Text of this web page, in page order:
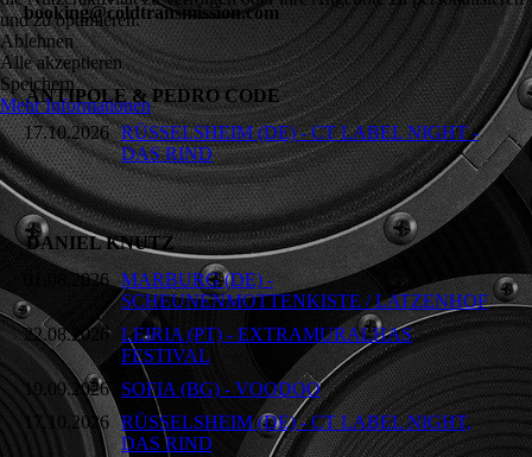
booking@coldtransmission.com
ANTIPOLE & PEDRO CODE
17.10.2026 RÜSSELSHEIM (DE) - CT LABEL NIGHT -
DAS RIND
DANIEL KNUTZ
01.08.2026 MARBURG (DE) -
SCHEUNENMOTTENKISTE / LATZENHOF
22.08.2026 LEIRIA (PT) - EXTRAMURALHAS
FESTIVAL
19.09.2026
SOFIA (BG) - VOODOO
17.10.2026 RÜSSELSHEIM (DE) - CT LABEL NIGHT,
DAS RIND
und zu optimieren.
Ablehnen
Alle akzeptieren
Speichern
Mehr Informationen